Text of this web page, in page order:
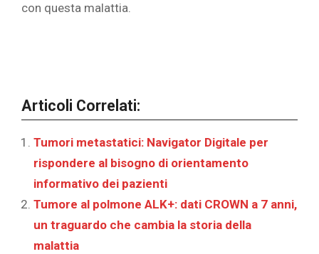
con questa malattia.
Articoli Correlati:
Tumori metastatici: Navigator Digitale per
rispondere al bisogno di orientamento
informativo dei pazienti
Tumore al polmone ALK+: dati CROWN a 7 anni,
un traguardo che cambia la storia della
malattia